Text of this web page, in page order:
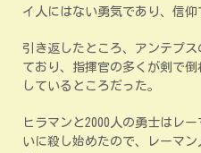
イ人にはない勇気であり、信仰
引き返したところ、アンテプ
ており、指揮官の多くが剣で
しているところだった。
ヒラマンと2000人の勇士はレ
いに殺し始めたので、レーマ